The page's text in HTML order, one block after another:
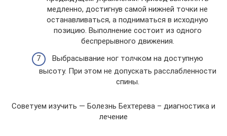
медленно, достигнув самой нижней точки не
останавливаться, а подниматься в исходную
позицию. Выполнение состоит из одного
беспрерывного движения.
Выбрасывание ног толчком на доступную
высоту. При этом не допускать расслабленности
спины.
Советуем изучить — Болезнь Бехтерева – диагностика и
лечение